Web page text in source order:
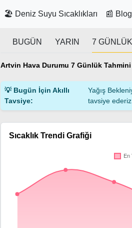
🏖️ Deniz Suyu Sıcaklıkları 📰 Blog
BUGÜN YARIN 7 GÜNLÜK
Artvin Hava Durumu 7 Günlük Tahmini
💡 Bugün İçin Akıllı
Tavsiye:
Yağış
tavsiye
Sıcaklık Trendi Grafiği